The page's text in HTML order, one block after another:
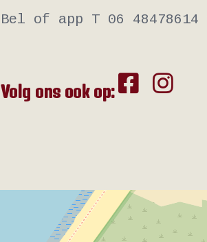
Bel of app T 06
Volg ons ook op: fab
fa-
fab
fa-